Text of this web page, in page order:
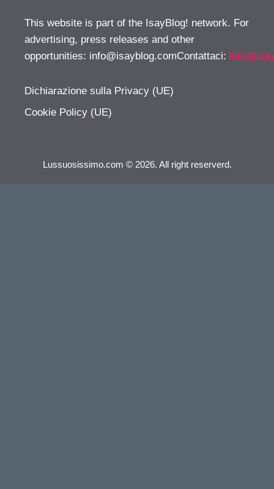
This website is part of the IsayBlog! network. For
advertising, press releases and other
opportunities: info@isayblog.comContattaci:
Dichiarazione sulla Privacy (UE)
Cookie Policy (UE)
Lussuosissimo.com © 2026. All right reserverd.